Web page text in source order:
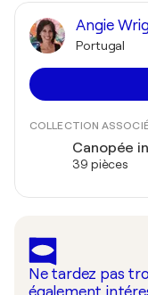
Angie
Portugal
COLLECTION
Canopée
39 pièces
Ne tardez pas